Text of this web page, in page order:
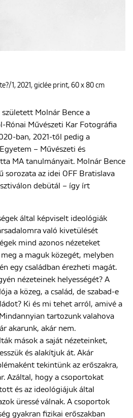
1, 2021, giclée print, 60 x 80 cm
született Molnár Bence a
Rónai Művészeti Kar Fotográfia
ban, 2021-től pedig a
– Művészeti és
MA tanulmányait. Molnár Bence
sorozata az idei OFF Bratislava
debütál – így írt
által képviselt ideológiák
való kivetülését
mind azonos nézeteket
a maguk közegét, melyben
egy családban érezheti magát.
nézeteinek helyességét? A
a közeg, a család, de szabad-e
Ki és mi tehet arról, amivé a
tartozunk valahova
akarunk, akár nem.
mások a saját nézeteinket,
és alakítjuk át. Akár
tekintünk az erőszakra,
Azáltal, hogy a csoportokat
és az ideológiájuk által
üressé válnak. A csoportok
gyakran fizikai erőszakban